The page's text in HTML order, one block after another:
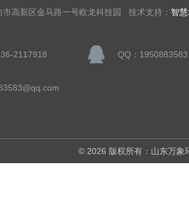
市高新区金马路一号欧龙科技园 技术支持： 智
2117918 QQ：1950883583
© 2026 版权所有：山东万